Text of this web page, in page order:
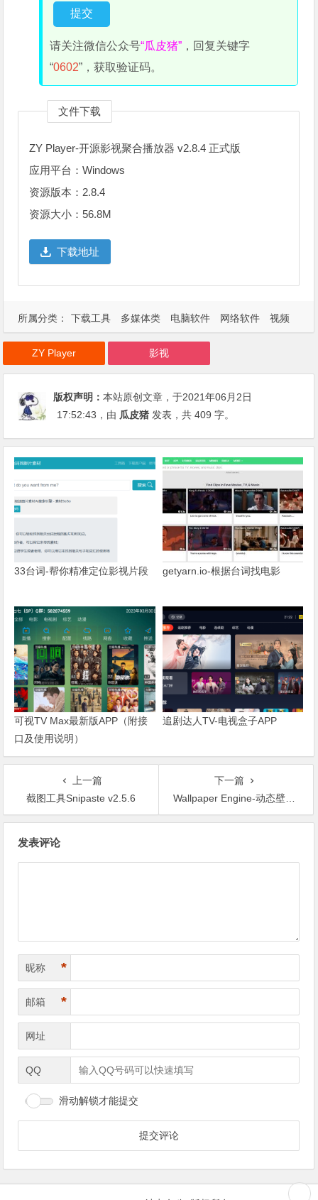
请关注微信公众号“瓜皮猪” ，回复关键字
“0602”，获取验证码。
文件下载
ZY Player-开源影视聚合播放器 v2.8.4 正式版
应用平台：Windows
资源版本：2.8.4
资源大小：56.8M
下载地址
所属分类： 下载工具 多媒体类 电脑软件 网络软件
视频
ZY Player
影视
版权声明：本站原创文章，于2021年06月2日
17:52:43 ，由 瓜皮猪 发表，共 409 字。
33台词-帮你精准定位影视片段 getyarn.io-根据台词找电影
可视TV Max最新版APP（附接
口及使用说明）
追剧达人TV-电视盒子APP
上一篇
截图工具Snipaste v2.5.6
下一篇
Wallpaper Engine-动态壁纸软件免费版
发表评论
昵称 *
邮箱 *
网址
QQ
滑动解锁才能提交